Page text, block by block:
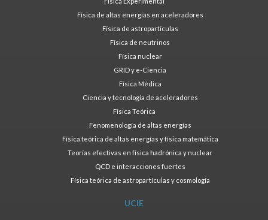
Física de altas energías en aceleradores
Física de astropartículas
Física de neutrinos
Física nuclear
GRID y e-Ciencia
Física Médica
Ciencia y tecnología de aceleradores
Física Teórica
Fenomenología de altas energías
Física teórica de altas energías y física matemática
Teorías efectivas en física hadrónica y nuclear
QCD e interacciones fuertes
Física teórica de astropartículas y cosmología
UCIE